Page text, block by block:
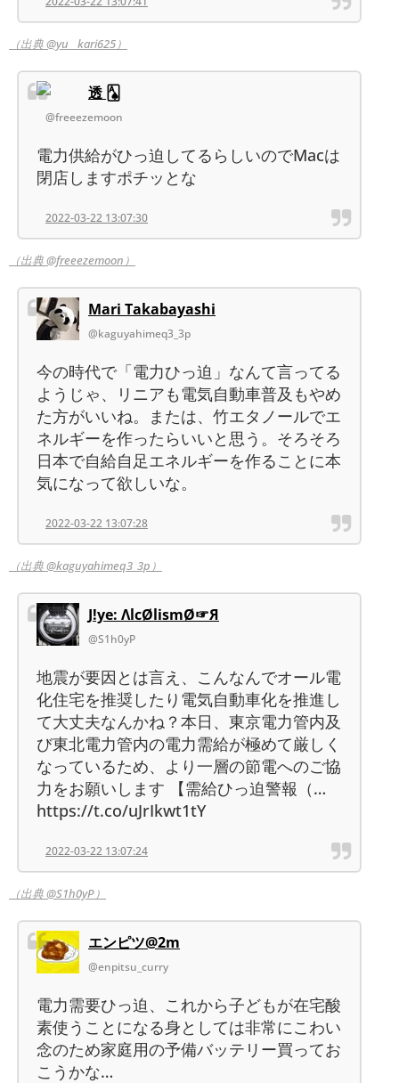
（出典 @yu__kari625）
透 🂡
@freeezemoon
電力供給がひっ迫してるらしいのでMacは
閉店しますポチッとな
2022-03-22 13:07:30
（出典 @freeezemoon）
Mari Takabayashi
@kaguyahimeq3_3p
今の時代で「電力ひっ迫」なんて言ってる
ようじゃ、リニアも電気自動車普及もやめ
た方がいいね。または、竹エタノールでエ
ネルギーを作ったらいいと思う。そろそろ
日本で自給自足エネルギーを作ることに本
気になって欲しいな。
2022-03-22 13:07:28
（出典 @kaguyahimeq3_3p）
J!ye: ΛlcØlismØ☞Я
@S1h0yP
地震が要因とは言え、こんなんでオール電
化住宅を推奨したり電気自動車化を推進し
て大丈夫なんかね？本日、東京電力管内及
び東北電力管内の電力需給が極めて厳しく
なっているため、より一層の節電へのご協
力をお願いします 【需給ひっ迫警報（…
https://t.co/uJrIkwt1tY
2022-03-22 13:07:24
（出典 @S1h0yP）
エンピツ@2m
@enpitsu_curry
電力需要ひっ迫、これから子どもが在宅酸
素使うことになる身としては非常にこわい
念のため家庭用の予備バッテリー買ってお
こうかな…